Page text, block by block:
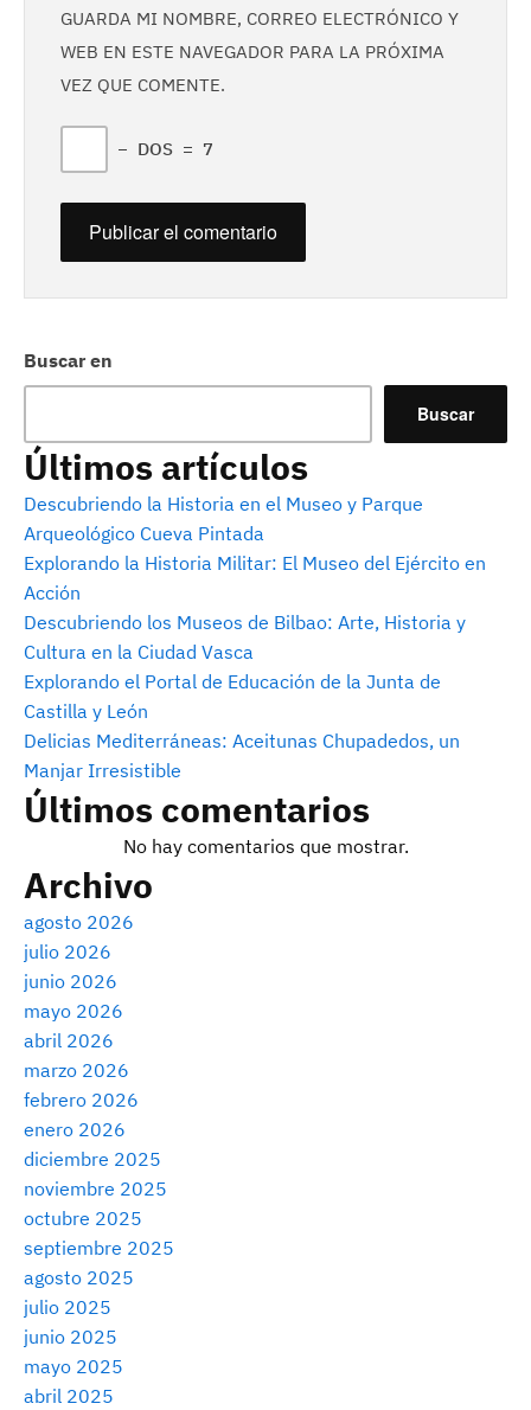
Buscar en
Buscar
Últimos artículos
Descubriendo la Historia en el Museo y Parque
Arqueológico Cueva Pintada
Explorando la Historia Militar: El Museo del Ejército en
Acción
Descubriendo los Museos de Bilbao: Arte, Historia y
Cultura en la Ciudad Vasca
Explorando el Portal de Educación de la Junta de
Castilla y León
Delicias Mediterráneas: Aceitunas Chupadedos, un
Manjar Irresistible
Últimos comentarios
No hay comentarios que mostrar.
Archivo
agosto 2026
julio 2026
junio 2026
mayo 2026
abril 2026
marzo 2026
febrero 2026
enero 2026
diciembre 2025
noviembre 2025
octubre 2025
septiembre 2025
agosto 2025
julio 2025
junio 2025
mayo 2025
abril 2025
GUARDA MI NOMBRE, CORREO ELECTRÓNICO Y
WEB EN ESTE NAVEGADOR PARA LA PRÓXIMA
VEZ QUE COMENTE.
− DOS = 7